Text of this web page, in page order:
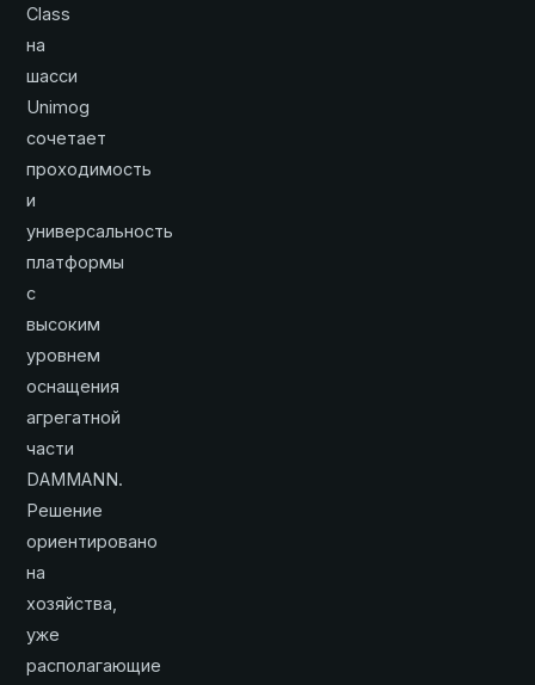
Class
на
шасси
Unimog
сочетает
проходимость
и
универсальность
платформы
с
высоким
уровнем
оснащения
агрегатной
части
DAMMANN.
Решение
ориентировано
на
хозяйства,
уже
располагающие